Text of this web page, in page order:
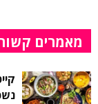
מאמרים